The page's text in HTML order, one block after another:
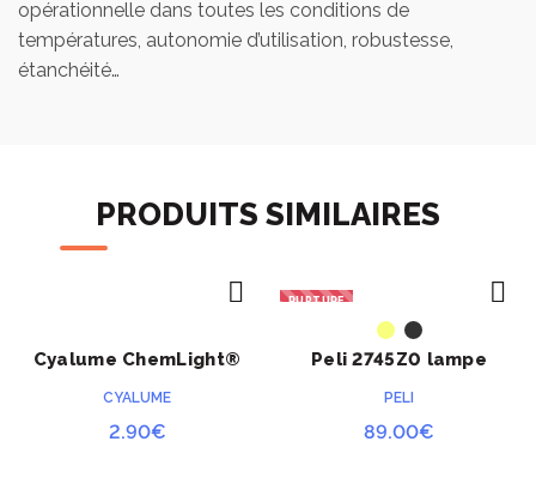
opérationnelle dans toutes les conditions de
températures, autonomie d’utilisation, robustesse,
étanchéité…
PRODUITS SIMILAIRES
Cyalume ChemLight®
CYALUME
2.90€
RUPTURE
ACHETER
Peli 2745Z0 lampe
PELI
89.00€